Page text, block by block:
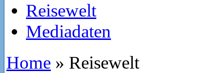
Reisewelt
Mediadaten
Home » Reisewelt